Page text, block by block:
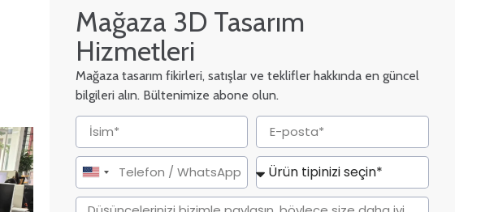
Mağaza 3D Tasarım
Hizmetleri
Mağaza tasarım fikirleri, satışlar ve teklifler hakkında en güncel
bilgileri alın. Bültenimize abone olun.
United
States